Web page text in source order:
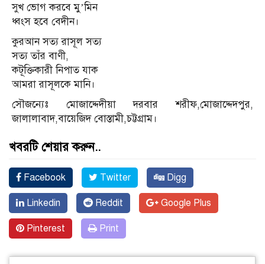
সুখ ভোগ করবে মু’মিন
ধ্বংস হবে বেদীন।
কুরআন সত্য রাসূল সত্য
সত্য তাঁর বাণী,
কটূক্তিকারী নিপাত যাক
আমরা রাসূলকে মানি।
সৌজন্যেঃ মোজাদ্দেদীয়া দরবার শরীফ,মোজাদ্দেদপুর,
জালালাবাদ,বায়েজিদ বোস্তামী,চট্টগ্রাম।
খবরটি শেয়ার করুন..
Facebook Twitter Digg
Linkedin Reddit Google Plus
Pinterest Print